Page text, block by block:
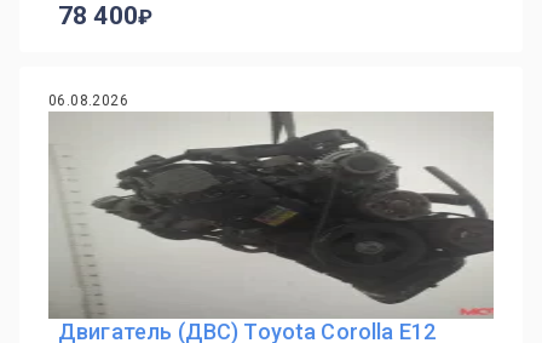
78 400
06.08.2026
Двигатель (ДВС) Toyota Corolla E12